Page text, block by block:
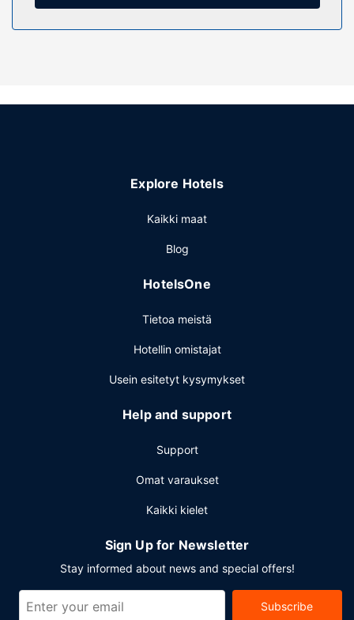
Explore Hotels
Kaikki maat
Blog
HotelsOne
Tietoa meistä
Hotellin omistajat
Usein esitetyt kysymykset
Help and support
Support
Omat varaukset
Kaikki kielet
Sign Up for Newsletter
Stay informed about news and special offers!
Subscribe